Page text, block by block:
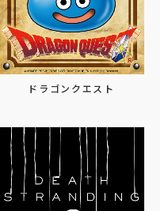
ドラゴンクエスト